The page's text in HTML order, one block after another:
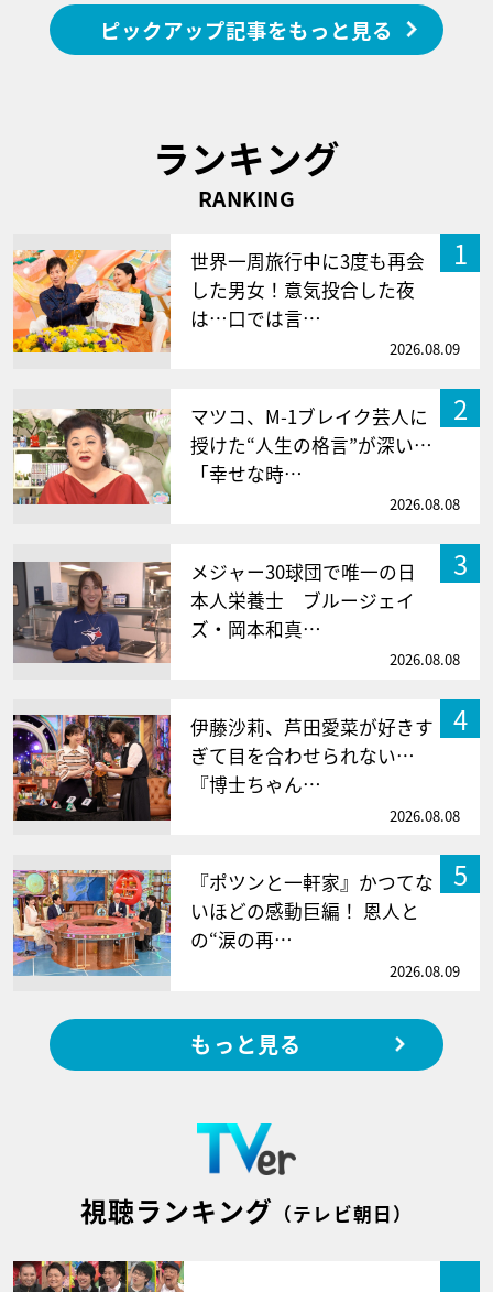
ピックアップ記事をもっと見る
ランキング
RANKING
1
世界一周旅行中に3度も再会
した男女！意気投合した夜
は…口では言…
2026.08.09
2
マツコ、M-1ブレイク芸人に
授けた“人生の格言”が深い…
「幸せな時…
2026.08.08
3
メジャー30球団で唯一の日
本人栄養士 ブルージェイ
ズ・岡本和真…
2026.08.08
4
伊藤沙莉、芦田愛菜が好きす
ぎて目を合わせられない…
『博士ちゃん…
2026.08.08
5
『ポツンと一軒家』かつてな
いほどの感動巨編！ 恩人と
の“涙の再…
2026.08.09
もっと見る
視聴ランキング （テレビ朝日）